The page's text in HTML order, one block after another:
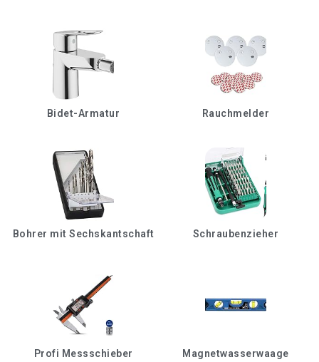
Bidet-Armatur Rauchmelder
Bohrer mit Sechskantschaft Schraubenzieher
Profi Messschieber Magnetwasserwaage